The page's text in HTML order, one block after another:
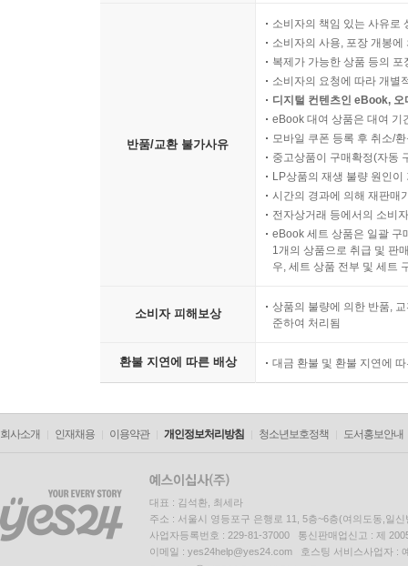
반품/교환 불가사유
소비자의 책임 있는 사유로
소비자의 사용, 포장 개봉
복제가 가능한 상품 등의
소비자의 요청에 따라 개별
디지털 컨텐츠인 eBook,
eBook 대여 상품은 대여 기
모바일 쿠폰 등록 후 취소/
중고상품이 구매확정(자동
LP상품의 재생 불량 원인
시간의 경과에 의해 재판매
전자상거래 등에서의 소비
eBook 세트 상품은 일괄 구
1개의 상품으로 취급 및 판
우, 세트 상품 전부 및 세트
소비자 피해보상
상품의 불량에 의한 반품,
준하여 처리됨
환불 지연에 따른 배상 대금 환불 및 환불 지연에
회사소개 인재채용 이용약관 개인정보처리방침 청소년보호정책 도서홍보안내
대표 : 김석환, 최세라
주소 : 서울시 영등포구 은행로 11, 5층~6층(여의도동,일신
사업자등록번호 : 229-81-37000 통신판매업신고 : 제
이메일 : yes24help@yes24.com 호스팅 서비스사업자 :